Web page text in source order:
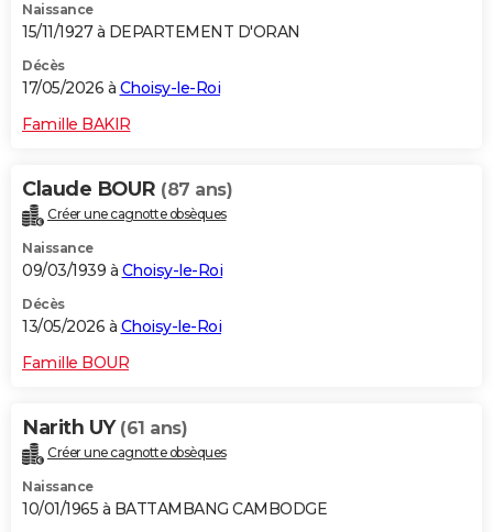
Naissance
15/11/1927 à DEPARTEMENT D'ORAN
Décès
17/05/2026 à Choisy-le-Roi
Famille BAKIR
Claude BOUR (87 ans)
Créer une cagnotte obsèques
Naissance
09/03/1939 à Choisy-le-Roi
Décès
13/05/2026 à Choisy-le-Roi
Famille BOUR
Narith UY (61 ans)
Créer une cagnotte obsèques
Naissance
10/01/1965 à BATTAMBANG CAMBODGE